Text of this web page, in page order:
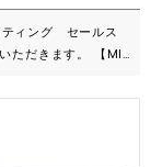
させて頂きます。
在お取引中の企業
ティング セールス
ます。 【MIS
オーメーション、S